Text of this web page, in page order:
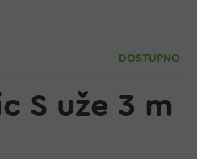
DOSTUPNO
S uže 3 m